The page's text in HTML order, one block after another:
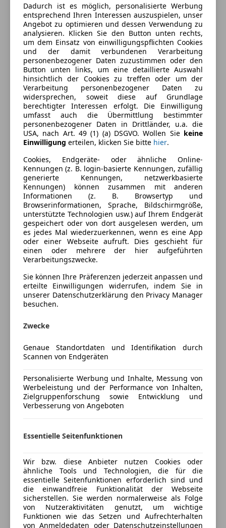
Ausstattung
Komfort
2-Zonen-Klimaautomatik
Armlehne
Beheizbare Frontscheibe
Beheizbares Lenkrad
Berganfahrassistent
Einparkhilfe
Einparkhilfe Rückfahrkamera
Einparkhilfe Sensoren hinten
Einparkhilfe Sensoren vorne
Elektrische Fensterheber
Elektrische Seitenspiegel
Elektrische Sitze
Head-up display
Klimaanlage
Lederausstattung
Lederlenkrad
Lichtsensor
Lordosenstütze
Multifunktionslenkrad
Navigationssystem
Regensensor
Sitzbelüftung
Start/Stop-Automatik
Tempomat
Unterhaltung/Media
Bluetooth
Bordcomputer
Radio
Sicherheit
ABS
Beifahrerairbag
ESP
Fahrerairbag
Mehr anzeigen
Farbe und Innenausstattung
Außenfarbe
Weiß
Lackierung
Andere
Innenausstattung
Vollleder
Fahrzeugbeschreibung
FINANZIERUNG UND EINTAUSCH MÖGLICH.
Besichtigungen sind gerne nach Terminvereinbarung
jederzeit möglich.
Wir sind auch an Sonntagen und Feiertagen für Sie
erreichbar.
Angaben ohne Gewähr, Irrtum und Zwischenverkauf
vorbehalten.
Ausstattungslisten werden teilweise von Eurotax
mittels FIN-Abfrage übernommen. Da es gelegentlich
Eurotax und auch wir keine Haftung für die
bei der Besichtigung bzw. Probefahrt selbst prüfen.
Zum Fahrzeug:
-Originallack unter Folie in Weiß
-2x Schlüssel
-Servicegepflegt
Airbag Fahrer-/Beifahrerseite
Anti-Blockier-System (ABS)
Antriebsart: Allradantrieb
Audiosystem: CD-/DVD-Player
Audiosystem: Meridian Sound-System (Farbdisplay,
380 Watt, 11 Lautsprecher, Subwoofer)
Außenspiegel elektr. anklappbar
Mehr anzeigen
Mehr anzeigen
Versicherung
Freischaden-Gutschein ab Stufe 0
Auto einfach online versichern & Rabatt holen
Jetzt berechnen
Dadurch ist es möglich, personalisierte Werbung
entsprechend Ihren Interessen auszuspielen, unser
Angebot zu optimieren und dessen Verwendung zu
analysieren. Klicken Sie den Button unten rechts,
um dem Einsatz von einwilligungspflichten Cookies
und der damit verbundenen Verarbeitung
personenbezogener Daten zuzustimmen oder den
Button unten links, um eine detaillierte Auswahl
hinsichtlich der Cookies zu treffen oder um der
Verarbeitung personenbezogener Daten zu
widersprechen, soweit diese auf Grundlage
berechtigter Interessen erfolgt. Die Einwilligung
umfasst auch die Übermittlung bestimmter
personenbezogener Daten in Drittländer, u.a. die
USA, nach Art. 49 (1) (a) DSGVO. Wollen Sie keine
Einwilligung erteilen, klicken Sie bitte hier.
Cookies, Endgeräte- oder ähnliche Online-
Kennungen (z. B. login-basierte Kennungen, zufällig
generierte Kennungen, netzwerkbasierte
Kennungen) können zusammen mit anderen
Informationen (z. B. Browsertyp und
Browserinformationen, Sprache, Bildschirmgröße,
unterstützte Technologien usw.) auf Ihrem Endgerät
gespeichert oder von dort ausgelesen werden, um
es jedes Mal wiederzuerkennen, wenn es eine App
oder einer Webseite aufruft. Dies geschieht für
einen oder mehrere der hier aufgeführten
Verarbeitungszwecke.
Sie können Ihre Präferenzen jederzeit anpassen und
erteilte Einwilligungen widerrufen, indem Sie in
unserer Datenschutzerklärung den Privacy Manager
besuchen.
Zwecke
Genaue Standortdaten und Identifikation durch
Scannen von Endgeräten
Personalisierte Werbung und Inhalte, Messung von
Werbeleistung und der Performance von Inhalten,
Zielgruppenforschung sowie Entwicklung und
Verbesserung von Angeboten
Essentielle Seitenfunktionen
Wir bzw. diese Anbieter nutzen Cookies oder
ähnliche Tools und Technologien, die für die
essentielle Seitenfunktionen erforderlich sind und
die einwandfreie Funktionalität der Webseite
sicherstellen. Sie werden normalerweise als Folge
von Nutzeraktivitäten genutzt, um wichtige
Funktionen wie das Setzen und Aufrechterhalten
von Anmeldedaten oder Datenschutzeinstellungen